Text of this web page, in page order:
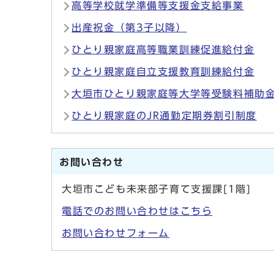
高等学校就学準備等支援金支給事業
出産祝金（第3子以降）
ひとり親家庭高等職業訓練促進給付金
ひとり親家庭自立支援教育訓練給付金
大垣市ひとり親家庭等大学等受験料補助
ひとり親家庭のJR通勤定期券割引制度
お問い合わせ
大垣市こども未来部子育て支援課[1階]
電話でのお問い合わせはこちら
お問い合わせフォーム